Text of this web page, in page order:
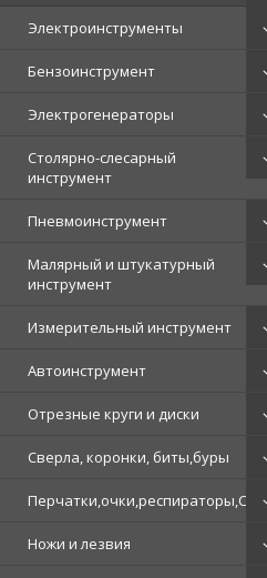
Электроинструменты
Бензоинструмент
Электрогенераторы
Столярно-слесарный
инструмент
Пневмоинструмент
Малярный и штукатурный
инструмент
Измерительный инструмент
Автоинструмент
Отрезные круги и диски
Сверла, коронки, биты,буры
Перчатки,очки,респираторы,СИЗ
Ножи и лезвия